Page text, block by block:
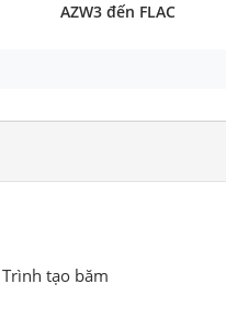
AZW3 đến FLAC
Trình tạo băm